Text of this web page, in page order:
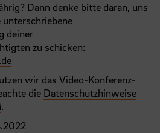
Dann denke bitte daran, uns
deiner
zu schicken:
wir das Video-Konferenz-
die Datenschutzhinweise
.